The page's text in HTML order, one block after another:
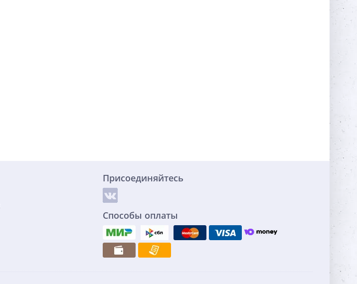
Присоединяйтесь
Способы оплаты